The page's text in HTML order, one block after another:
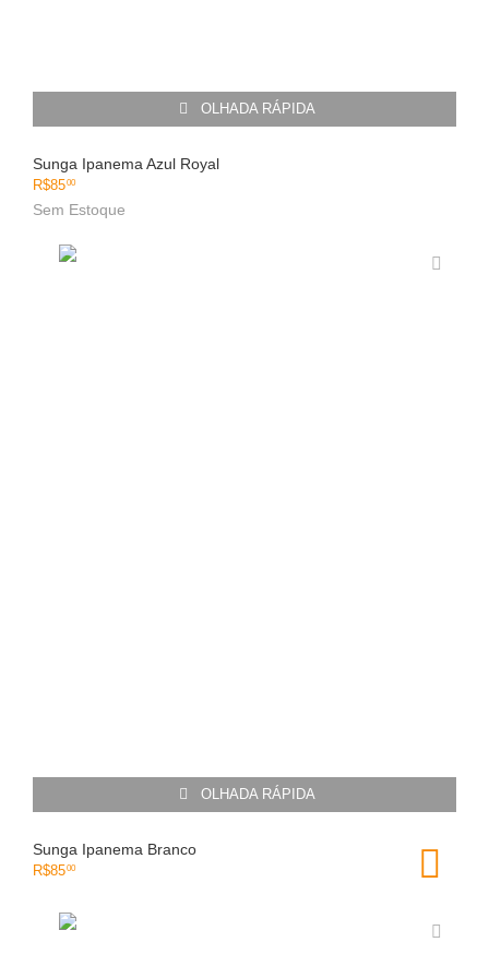
OLHADA RÁPIDA
Sunga Ipanema Azul Royal
R$8500
Sem Estoque
OLHADA RÁPIDA
Sunga Ipanema Branco
R$8500